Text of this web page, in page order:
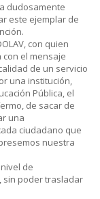
dudosamente
este ejemplar de
con quien
el mensaje
de un servicio
una institución,
Pública, el
de sacar de
una
ciudadano que
nuestra
de
sin poder trasladar